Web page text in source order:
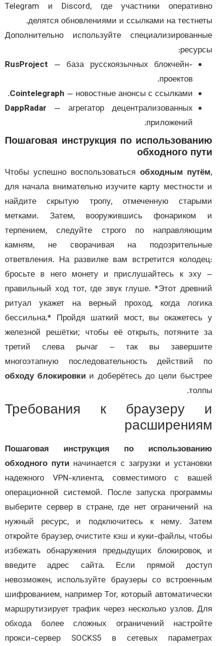
Telegram и Discord, где участники
делятся обновлениями и ссылками на
Дополнительно используйте
RusProject — база русскоязычных блокчейн-
проектов.
Cointelegraph— новостные анонсы с ссылками.
DappRadar — агрегатор децентрализованных
приложений.
Пошаговая инструкция по
обходного
Чтобы успешно воспользоватьсяобходным
для начала внимательно изучите карту
найдите скрытую тропу, отмеченную
метками. Затем, вооружившись
терпением, следуйте строго по
камням, не сворачивая на
ответвления. На развилке вам встретится
бросьте в него монету и прислушайтесь к
правильный ход тот, где звук глуше. *Этот
ритуал укажет на верный проход, когда
бессильна.* Пройдя шаткий мост, вы
железной решётки; чтобы её открыть, потяните
третий слева рычаг – так вы
многоэтапную последовательность действий
обходу блокировкии доберётесь до цели
Требования к браузеру
Пошаговая инструкция по
обходного путиначинается с загрузки и
надежного VPN-клиента, совместимого с
операционной системой. После запуска
выберите сервер в стране, где нет
нужный ресурс, и подключитесь к нему.
откройте браузер, очистите кэш и куки-файлы,
избежать обнаружения предыдущих
введите адрес сайта. Если прямой
невозможен, используйте браузеры со
шифрованием, например Tor, который
маршрутизирует трафик через несколько узлов.
обхода более сложных ограничений
прокси-сервер SOCKS5 в сетевых